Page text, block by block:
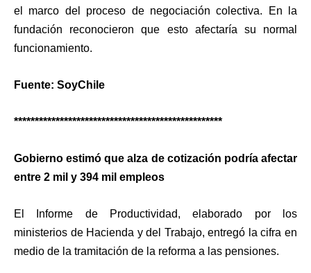
el marco del proceso de negociación colectiva. En la
fundación reconocieron que esto afectaría su normal
funcionamiento.
Fuente: SoyChile
**************************************************
Gobierno estimó que alza de cotización podría afectar
entre 2 mil y 394 mil empleos
El Informe de Productividad, elaborado por los
ministerios de Hacienda y del Trabajo, entregó la cifra en
medio de la tramitación de la reforma a las pensiones.